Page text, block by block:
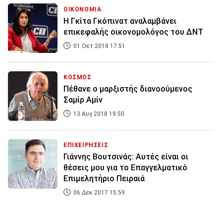
ΟΙΚΟΝΟΜΙΑ
Η Γκίτα Γκόπινατ αναλαμβάνει
επικεφαλής οικονομολόγος του ΔΝΤ
01 Οκτ 2018 17:51
ΚΟΣΜΟΣ
Πέθανε ο μαρξιστής διανοούμενος
Σαμίρ Αμίν
13 Αυγ 2018 19:50
ΕΠΙΧΕΙΡΗΣΕΙΣ
Γιάννης Βουτσινάς: Αυτές είναι οι
θέσεις μου για το Επαγγελματικό
Επιμελητήριο Πειραιά
06 Δεκ 2017 15:59